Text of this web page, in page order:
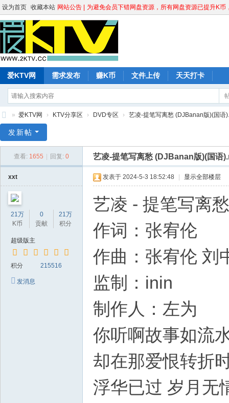
设为首页 收藏本站 网站公告 | 为避免会员下错网盘资源，所有网盘资源已提升K
爱KTV网 需求发布 赚K币 文件上传 天天打卡
K
» 爱KTV网 › KTV分享区 › DVD专区 › 艺凌-提笔写离愁 (DJBanan版)(国语
发新帖
查看: 1655 回复: 0 艺凌-提笔写离愁 (DJBanan版)(国语
xxt
21万
K币
0
贡献
21万
积分
超级版主
积分 215516
发消息
发表于 2024-5-3 18:52:48 显示全部楼层
艺凌 - 提笔写离
作词：张宥伦
作曲：张宥伦 刘
监制：inin
制作人：左为
你听啊故事如流
却在那爱恨转折
浮华已过 岁月无